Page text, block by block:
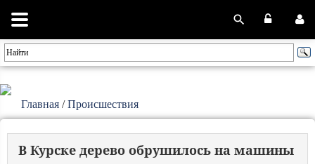
Главная /Происшествия
В Курске дерево обрушилось на машины